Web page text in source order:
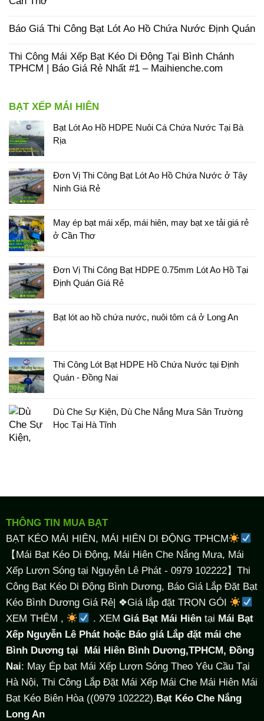
Báo Giá Thi Công Bạt Lót Ao Hồ Chứa Nước Định Quán
Thi Công Mái Xếp Bạt Kéo Di Động Tại Bình Chánh
TPHCM | Báo Giá Rẻ Nhất #1 – Maihienche.com
BẠT XẾP MÁI HIÊN
Bạt Lót Ao Hồ HDPE Nuôi Cá Chứa Nước Tại Bà
Rịa
Đơn Vị Thi Công Bạt Lót Ao Hồ Chứa Nước ở Tây
Ninh Giá Rẻ
May ép bạt mái xếp, mái hiên, may bạt xe tải giá rẻ
ở Cần Thơ
Đơn Vị Thi Công Bạt HDPE 0.75mm Lót Ao Hồ Tại
Định Quán Giá Rẻ
Bạt lót ao hồ chứa nước, nuôi tôm cá ở Long An
Thi Công Lót Bạt HDPE Hồ Chứa Nước tại Định
Quán - Đồng Nai
Dù Che Sự Kiện, Dù Che Nắng Mưa Sân Trường
Học Tại Hà Tĩnh
THÔNG TIN MUA BẠT
BẠT KÉO MÁI HIÊN, MÁI HIÊN DI ĐỘNG TPHCM
【Mái Bạt Kéo Di Động, Mái Hiên Che Nắng Mưa, Mái
Xếp Lượn Sóng tại Nguyễn Lê Phát - 0979 102222】Thi
Công Bạt Kéo Di Động Bình Dương, Báo Giá Lắp Đặt Bạt
Kéo Bình Dương Giá Rẻ| ❖Giá lắp đặt TRỌN GÓI
XEM THÊM ,
. XEM Giá Bạt Mái Hiêntại Mái Bạt
Xếp Nguyễn Lê Phát hoặc Báo giá Lắp đặt mái che
Bình Dương tại Mái Hiên Bình Dương,TPHCM, Đồng
Nai: May Ép bạt Mái Xếp Lượn Sóng Theo Yêu Cầu Tại
Hà Nội, Thi Công Lắp Đặt Mái Xếp Mái Che Mái Hiên Mái
Bạt Kéo Biên Hòa ((0979 102222).Bạt Kéo Che Nắng
Long An